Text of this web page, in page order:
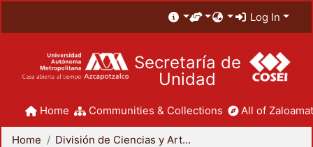
Log In
Secretaría de
Unidad
Home Communities & Collections All of
Home
División de Ciencias y Artes para el Diseño